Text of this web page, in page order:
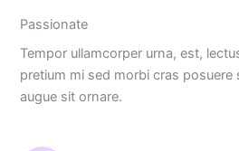
Passionate
Tempor ullamcorper urna, est,
pretium mi sed morbi cras posuere
augue sit ornare.